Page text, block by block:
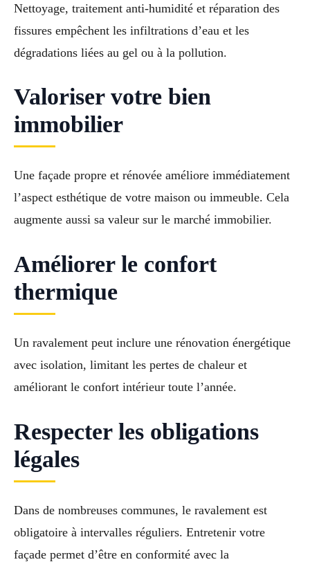
Nettoyage, traitement anti-humidité et réparation des
fissures empêchent les infiltrations d’eau et les
dégradations liées au gel ou à la pollution.
Valoriser votre bien
immobilier
Une façade propre et rénovée améliore immédiatement
l’aspect esthétique de votre maison ou immeuble. Cela
augmente aussi sa valeur sur le marché immobilier.
Améliorer le confort
thermique
Un ravalement peut inclure une rénovation énergétique
avec isolation, limitant les pertes de chaleur et
améliorant le confort intérieur toute l’année.
Respecter les obligations
légales
Dans de nombreuses communes, le ravalement est
obligatoire à intervalles réguliers. Entretenir votre
façade permet d’être en conformité avec la